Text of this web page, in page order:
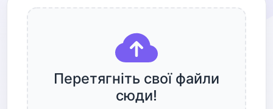
Перетягніть свої файли
сюди!